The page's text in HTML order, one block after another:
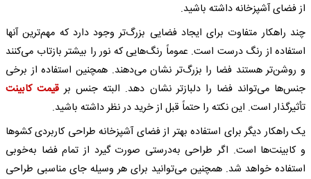
از فضای آشپزخانه داشته باشید.
چند راهکار متفاوت برای ایجاد فضایی بزرگ‌تر وجود دارد که مهم‌ترین آنها
استفاده از رنگ درست است. عموماً رنگ‌هایی که نور را بیشتر بازتاب می‌کنند
و روشن‌تر هستند فضا را بزرگ‌تر نشان می‌دهند. همچنین استفاده از برخی
جنس‌ها می‌تواند فضا را دلبازتر نشان دهد. البته جنس بر قیمت کابینت
تأثیرگذار است. این نکته را حتماً قبل از خرید در نظر داشته باشید.
یک راهکار دیگر برای استفاده بهتر از فضای آشپزخانه طراحی کاربردی کشوها
و کابینت‌ها است. اگر طراحی به‌درستی صورت گیرد از تمام فضا به‌خوبی
استفاده خواهد شد. همچنین می‌توانید برای هر وسیله جای مناسبی طراحی